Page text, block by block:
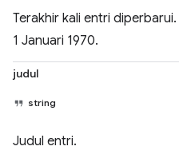
Terakhir kali entri
1 Januari 1970.
judul
string
Judul entri.